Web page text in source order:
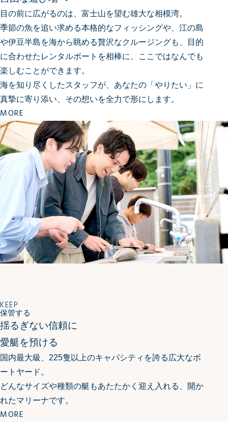
目の前に広がるのは、富士山を望む雄大な相模湾。
季節の魚を追い求める本格的なフィッシングや、江の島
や伊豆半島を海から眺める贅沢なクルージングも、
目的
に合わせたレンタルボートを相棒に、ここではなんでも
楽しむことができます。
海を知り尽くしたスタッフが、あなたの「やりたい」に
真摯に寄り添い、その想いを全力で形にします。
MORE
KEEP
保管する
揺るぎない信頼に
愛艇を預ける
国内最大級、225隻以上のキャパシティを誇る広大なボ
ートヤード。
どんなサイズや種類の艇もあたたかく迎え入れる、開か
れたマリーナです。
MORE